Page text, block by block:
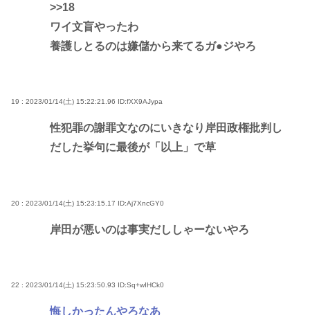
>>18
ワイ文盲やったわ
養護しとるのは嫌儲から来てるガ●ジやろ
19 : 2023/01/14(土) 15:22:21.96 ID:fXX9AJypa
性犯罪の謝罪文なのにいきなり岸田政権批判し
だした挙句に最後が「以上」で草
20 : 2023/01/14(土) 15:23:15.17 ID:Aj7XncGY0
岸田が悪いのは事実だししゃーないやろ
22 : 2023/01/14(土) 15:23:50.93 ID:Sq+wIHCk0
悔しかったんやろなあ